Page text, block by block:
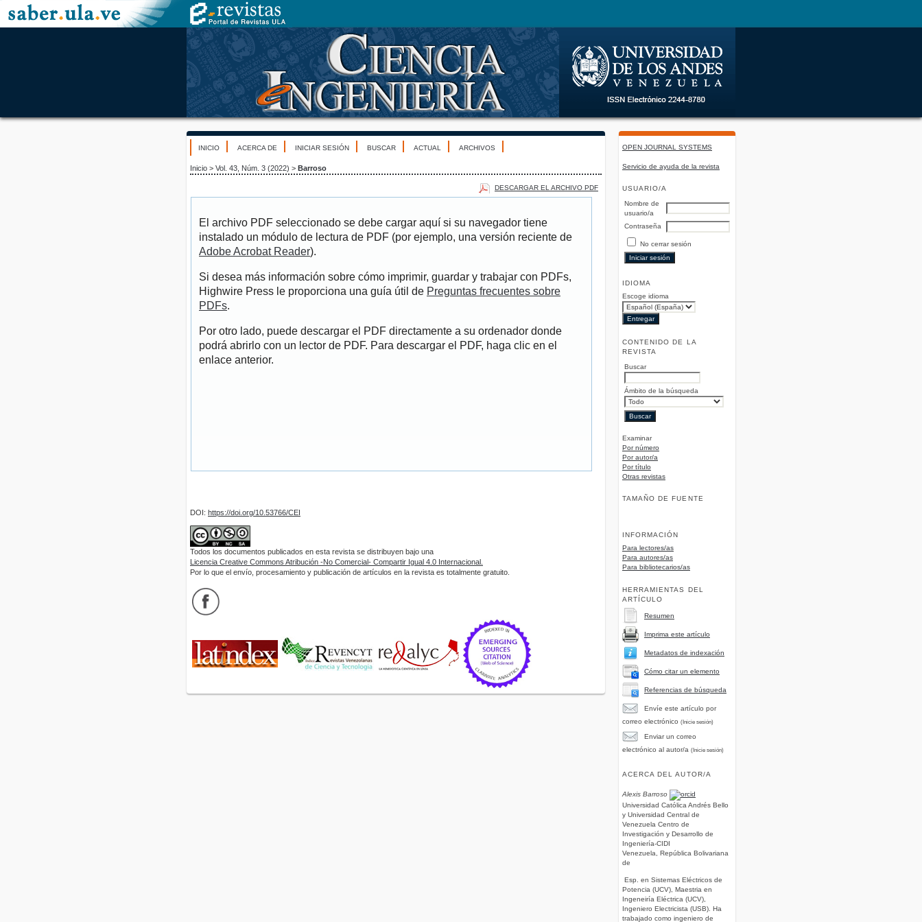
OPEN JOURNAL SYSTEMS
Servicio de ayuda de la revista
USUARIO/A
Nombre de
usuario/a
Contraseña
No cerrar sesión
IDIOMA
Escoge idioma
CONTENIDO DE LA
REVISTA
Buscar
Ámbito de la búsqueda
Examinar
Por número
Por autor/a
Por título
Otras revistas
TAMAÑO DE FUENTE
INFORMACIÓN
Para lectores/as
Para autores/as
Para bibliotecarios/as
HERRAMIENTAS DEL
ARTÍCULO
Resumen
Imprima este artículo
Metadatos de indexación
Cómo citar un elemento
Referencias de búsqueda
Envíe este artículo por
correo electrónico (Inicie sesión)
Enviar un correo
electrónico al autor/a (Inicie sesión)
ACERCA DEL AUTOR/A
Alexis Barroso
Universidad Católica Andrés Bello
y Universidad Central de
Venezuela Centro de
Investigación y Desarrollo de
Ingeniería-CIDI
Venezuela, República Bolivariana
de
Esp. en Sistemas Eléctricos de
Potencia (UCV), Maestria en
Ingeneiría Eléctrica (UCV),
Ingeniero Electricista (USB). Ha
trabajado como ingeniero de
INICIO ACERCA DE INICIAR SESIÓN BUSCAR ACTUAL ARCHIVOS
Inicio > Vol. 43, Núm. 3 (2022) > Barroso
DESCARGAR EL ARCHIVO PDF
El archivo PDF seleccionado se debe cargar aquí si su navegador tiene
instalado un módulo de lectura de PDF (por ejemplo, una versión reciente de
Adobe Acrobat Reader).
Si desea más información sobre cómo imprimir, guardar y trabajar con PDFs,
Highwire Press le proporciona una guía útil de Preguntas frecuentes sobre
PDFs.
Por otro lado, puede descargar el PDF directamente a su ordenador donde
podrá abrirlo con un lector de PDF. Para descargar el PDF, haga clic en el
enlace anterior.
DOI: https://doi.org/10.53766/CEI
Todos los documentos publicados en esta revista se distribuyen bajo una
Licencia Creative Commons Atribución -No Comercial- Compartir Igual 4.0 Internacional.
Por lo que el envío, procesamiento y publicación de artículos en la revista es totalmente gratuito.